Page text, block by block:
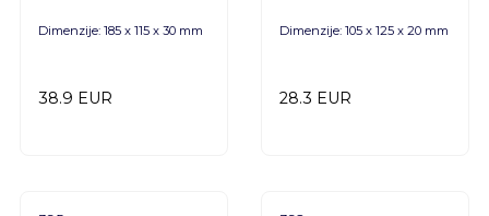
Dimenzije: 185 x 115 x 30 mm
38.9 EUR
Dimenzije: 105 x 125 x 20 mm
28.3 EUR